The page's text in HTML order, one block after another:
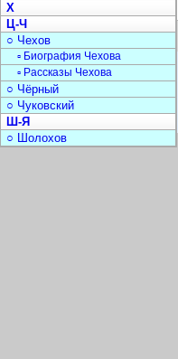
Х
Ц-Ч
○ Чехов
▫ Биография Чехова
▫ Рассказы Чехова
○ Чёрный
○ Чуковский
Ш-Я
○ Шолохов